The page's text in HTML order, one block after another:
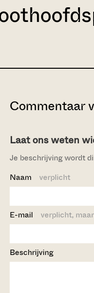
Commentaar
Laat ons weten
Je beschrijving wordt
Naam verplicht
E-mail verplicht,
Beschrijving